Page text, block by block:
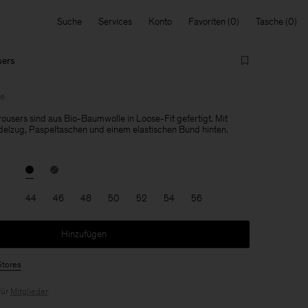
Suche Services Konto Favoriten Tasche
sind aus Bio-Baumwolle in Loose-Fit gefertigt. Mit
Paspeltaschen und einem elastischen Bund hinten.
44 46 48 50 52 54 56
Hinzufügen
Mitglieder.